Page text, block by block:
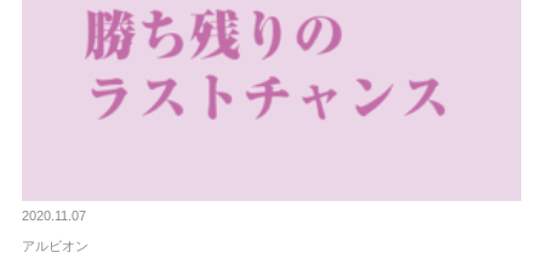
2020.11.07
アルビオン